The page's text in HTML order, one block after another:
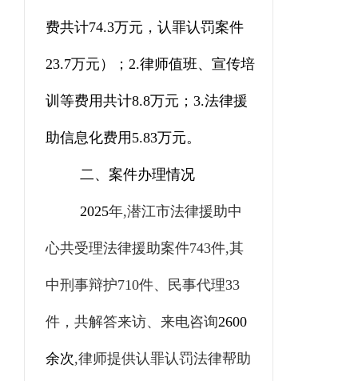
费共计74.3万元，认罪认罚案件
23.7万元 ）； 2.律师值班、宣传培
训等费用共计8.8万元 ； 3.法律援
助信息化费用 5.83万元。
二、案件办理情况
2025年,潜江市法律援助中
心共受理法律援助案件743件,其
中刑事辩护710件、民事代理33
件，共解答来访、来电咨询2600
余次,律师提供认罪认罚法律帮助